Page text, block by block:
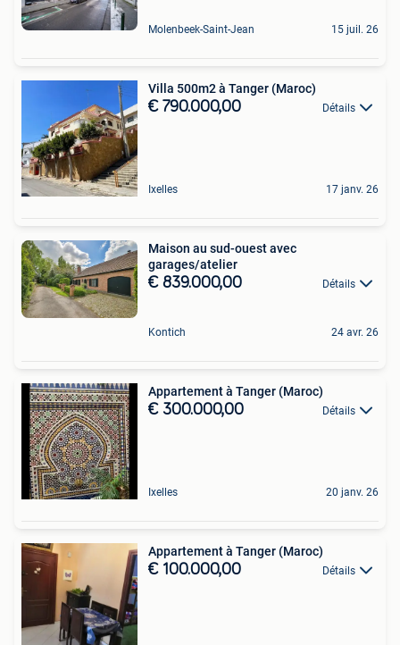
Molenbeek-Saint-Jean 15 juil. 26
Villa 500m2 à Tanger (Maroc)
€ 790.000,00 Détails
Ixelles 17 janv. 26
Maison au sud-ouest avec
garages/atelier
€ 839.000,00 Détails
Kontich 24 avr. 26
Appartement à Tanger (Maroc)
€ 300.000,00 Détails
Ixelles 20 janv. 26
Appartement à Tanger (Maroc)
€ 100.000,00 Détails